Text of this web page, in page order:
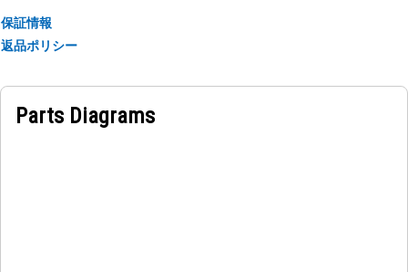
保証情報
返品ポリシー
Parts Diagrams